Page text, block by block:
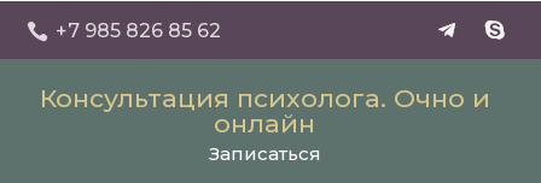
 +7 985 826 85 62
Консультация психолога. Очно и
онлайн
Записаться